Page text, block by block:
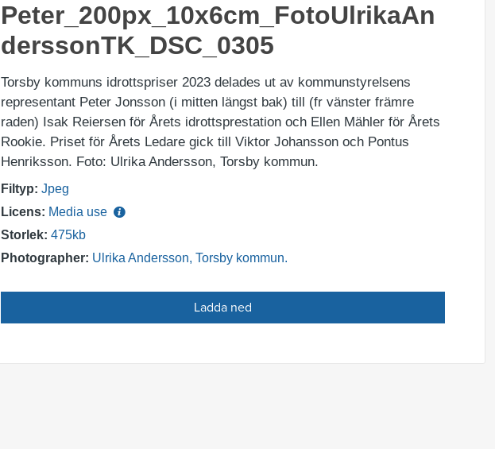
Peter_200px_10x6cm_FotoUlrikaAn
derssonTK_DSC_0305
Torsby kommuns idrottspriser 2023 delades ut av kommunstyrelsens
representant Peter Jonsson (i mitten längst bak) till (fr vänster främre
raden) Isak Reiersen för Årets idrottsprestation och Ellen Mähler för Årets
Rookie. Priset för Årets Ledare gick till Viktor Johansson och Pontus
Henriksson. Foto: Ulrika Andersson, Torsby kommun.
Filtyp: Jpeg
Licens: Media use
Storlek: 475kb
Photographer: Ulrika Andersson, Torsby kommun.
Ladda ned